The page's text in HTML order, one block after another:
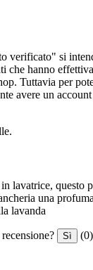
verificato" si
che hanno
Tuttavia per
avere un
lavatrice, questo
una
lavanda
Sì (0)